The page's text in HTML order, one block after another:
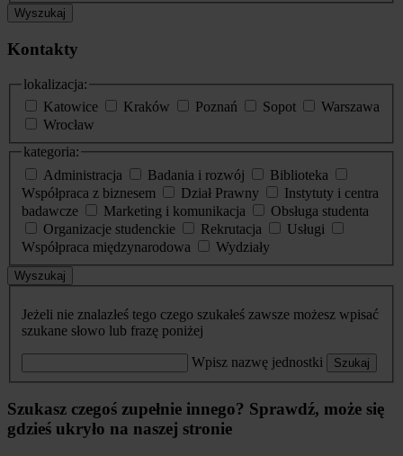
Wyszukaj
Kontakty
lokalizacja:
Katowice
Kraków Poznań Sopot
Warszawa
Wrocław
kategoria:
Administracja
Badania i rozwój
Biblioteka
Współpraca z biznesem
Dział Prawny
Instytuty i centra
badawcze
Marketing i komunikacja
Obsługa studenta
Organizacje studenckie
Rekrutacja
Usługi
Współpraca międzynarodowa
Wydziały
Wyszukaj
Jeżeli nie znalazłeś tego czego szukałeś zawsze możesz wpisać
szukane słowo lub frazę poniżej
Wpisz nazwę jednostki Szukaj
Szukasz czegoś zupełnie innego? Sprawdź, może się
gdzieś ukryło na naszej stronie